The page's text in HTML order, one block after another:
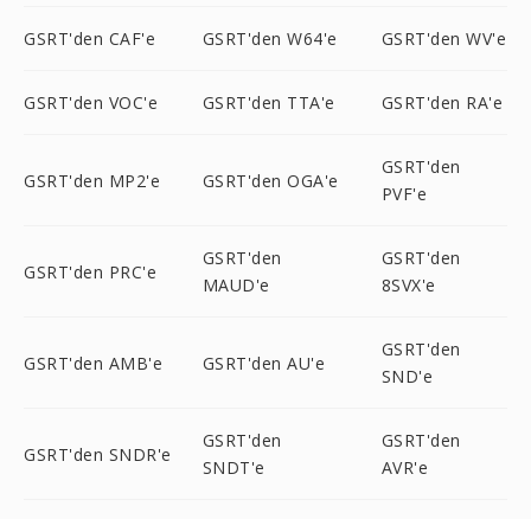
GSRT'den CAF'e GSRT'den W64'e GSRT'den WV'e
GSRT'den VOC'e GSRT'den TTA'e GSRT'den RA'e
GSRT'den MP2'e GSRT'den OGA'e
GSRT'den
PVF'e
GSRT'den PRC'e
GSRT'den
MAUD'e
GSRT'den
8SVX'e
GSRT'den AMB'e GSRT'den AU'e
GSRT'den
SND'e
GSRT'den SNDR'e
GSRT'den
SNDT'e
GSRT'den
AVR'e